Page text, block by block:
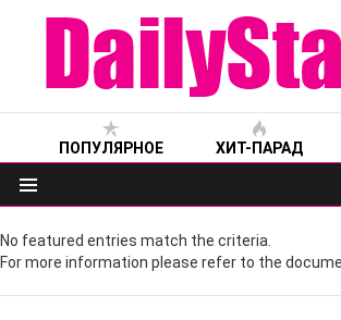
ПОПУЛЯРНОЕ ХИТ-ПАРАД
Меню
No featured entries match the criteria.
For more information please refer to the